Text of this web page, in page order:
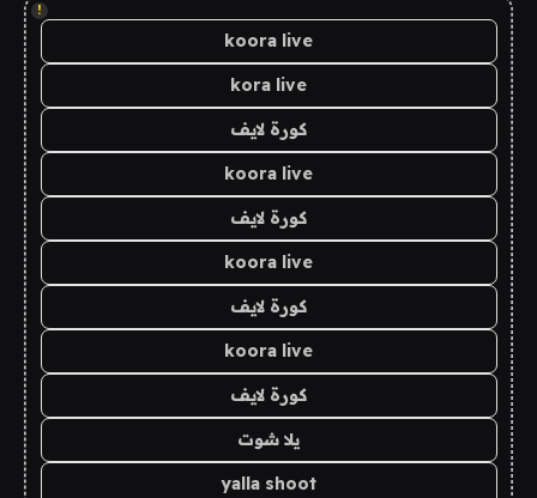
!
koora live
kora live
كورة لايف
koora live
كورة لايف
koora live
كورة لايف
koora live
كورة لايف
يلا شوت
yalla shoot